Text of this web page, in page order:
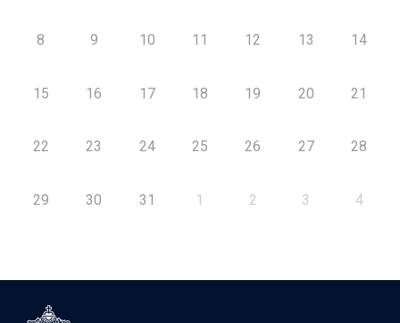
8 9 10 11 12 13 14
15 16 17 18 19 20 21
22 23 24 25 26 27 28
29 30 31 1 2 3 4